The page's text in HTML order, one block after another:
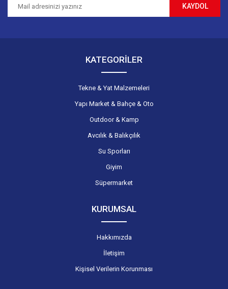
Gönder
KAYDOL
KATEGORİLER
Tekne & Yat Malzemeleri
Yapı Market & Bahçe & Oto
Outdoor & Kamp
Avcılık & Balıkçılık
Su Sporları
Giyim
Süpermarket
KURUMSAL
Hakkımızda
İletişim
Kişisel Verilerin Korunması